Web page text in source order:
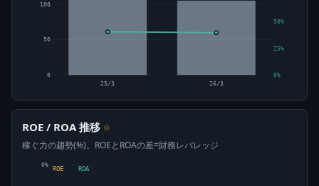
0
50
100
0%
25%
50%
25/3 26/3
ROE / ROA 推移 ⊙
稼ぐ力の趨勢(%)。ROEとROAの差=財務レバレッジ
0%
ROE ROA